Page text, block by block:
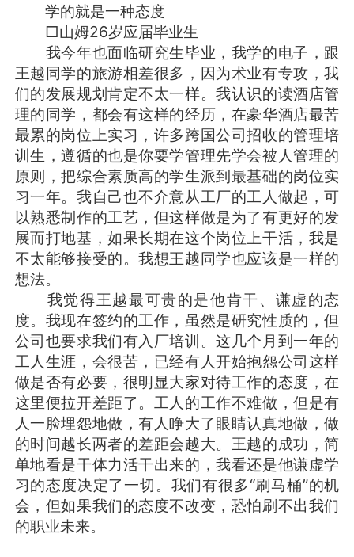
学的就是一种态度
□山姆26岁应届毕业生
我今年也面临研究生毕业，我学的电子，跟
王越同学的旅游相差很多，因为术业有专攻，我
们的发展规划肯定不太一样。我认识的读酒店管
理的同学，都会有这样的经历，在豪华酒店最苦
最累的岗位上实习，许多跨国公司招收的管理培
训生，遵循的也是你要学管理先学会被人管理的
原则，把综合素质高的学生派到最基础的岗位实
习一年。我自己也不介意从工厂的工人做起，可
以熟悉制作的工艺，但这样做是为了有更好的发
展而打地基，如果长期在这个岗位上干活，我是
不太能够接受的。我想王越同学也应该是一样的
想法。
我觉得王越最可贵的是他肯干、谦虚的态
度。我现在签约的工作，虽然是研究性质的，但
公司也要求我们有入厂培训。这几个月到一年的
工人生涯，会很苦，已经有人开始抱怨公司这样
做是否有必要，很明显大家对待工作的态度，在
这里便拉开差距了。工人的工作不难做，但是有
人一脸埋怨地做，有人睁大了眼睛认真地做，做
的时间越长两者的差距会越大。王越的成功，简
单地看是干体力活干出来的，我看还是他谦虚学
习的态度决定了一切。我们有很多“刷马桶”的机
会，但如果我们的态度不改变，恐怕刷不出我们
的职业未来。